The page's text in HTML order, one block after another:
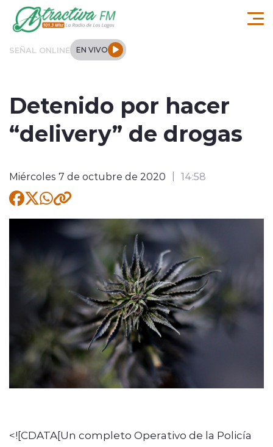
Click acá para ir directamente al contenido
SEÑAL ONLINE EN VIVO
Regionales
Tendencias
Internacional
Deportes
Entrevistas
Quienes Somos
modo claro
Detenido por hacer
“delivery” de drogas
Miércoles 7 de octubre de 2020 14:58
<![CDATA[Un completo Operativo de la Policía